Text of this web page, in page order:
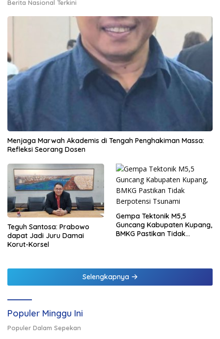
Berita Nasional Terkini
Menjaga Marwah Akademis di Tengah Penghakiman Massa:
Refleksi Seorang Dosen
Teguh Santosa: Prabowo
dapat Jadi Juru Damai
Korut-Korsel
Gempa Tektonik M5,5
Guncang Kabupaten Kupang,
BMKG Pastikan Tidak
Selengkapnya
Populer Minggu Ini
Populer Dalam Sepekan